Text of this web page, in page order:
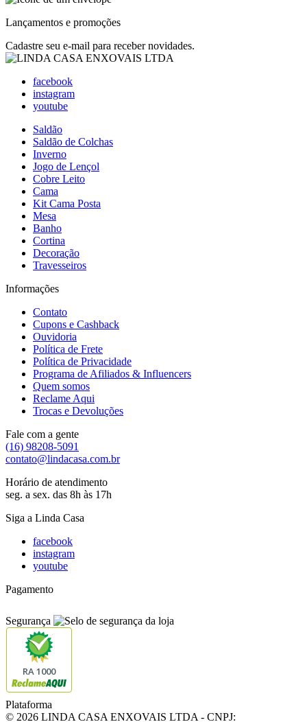
Lançamentos e promoções
Cadastre seu e-mail para receber novidades.
facebook
instagram
youtube
Saldão
Saldão de Colchas
Inverno
Jogo de Lençol
Cobre Leito
Cama
Kit Cama Posta
Mesa
Banho
Cortina
Decoração
Travesseiros
Informações
Contato
Cupons e Cashback
Ouvidoria
Política de Frete
Política de Privacidade
Programa de Afiliados & Influencers
Quem somos
Reclame Aqui
Trocas e Devoluções
Fale com a gente
(16) 98208-5091
contato@lindacasa.com.br
Horário de atendimento
seg. a sex. das 8h às 17h
Siga a Linda Casa
facebook
instagram
youtube
Pagamento
Segurança
RA 1000
Plataforma
© 2026 LINDA CASA ENXOVAIS LTDA - CNPJ: